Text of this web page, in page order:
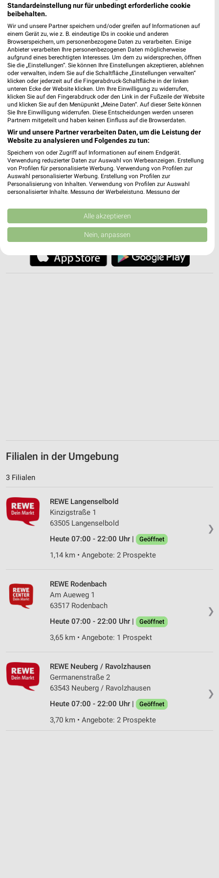
MEHR PROSPEKTE
weekli - Prospekte & Angebote App
Alle REWE Angebote immer griffbereit – mit der kostenlosen
weekli App für iOS & Android.
✔ Standortgenaue Angebote
✔Folge deinem Lieblingshändler
✔Push-Benachrichtigungen bei neuen Prospekten
JETZT LADEN UND SPAREN!
Filialen in der Umgebung
3 Filialen
❯
REWE Langenselbold
Kinzigstraße 1
63505 Langenselbold
Heute 07:00 - 22:00 Uhr |
Geöffnet
1,14 km • Angebote: 2 Prospekte
❯
REWE Rodenbach
Am Aueweg 1
63517 Rodenbach
Heute 07:00 - 22:00 Uhr |
Geöffnet
3,65 km • Angebote: 1 Prospekt
❯
REWE Neuberg / Ravolzhausen
Germanenstraße 2
63543 Neuberg / Ravolzhausen
Heute 07:00 - 22:00 Uhr |
Geöffnet
3,70 km • Angebote: 2 Prospekte
Standardeinstellung nur für unbedingt erforderliche cookie
beibehalten.
Wir und unsere Partner speichern und/oder greifen auf Informationen auf
einem Gerät zu, wie z. B. eindeutige IDs in cookie und anderen
Browserspeichern, um personenbezogene Daten zu verarbeiten. Einige
Anbieter verarbeiten Ihre personenbezogenen Daten möglicherweise
aufgrund eines berechtigten Interesses. Um dem zu widersprechen, öffnen
Sie die „Einstellungen“. Sie können Ihre Einstellungen akzeptieren, ablehnen
oder verwalten, indem Sie auf die Schaltfläche „Einstellungen verwalten“
klicken oder jederzeit auf die Fingerabdruck-Schaltfläche in der linken
unteren Ecke der Website klicken. Um Ihre Einwilligung zu widerrufen,
klicken Sie auf den Fingerabdruck oder den Link in der Fußzeile der Website
und klicken Sie auf den Menüpunkt „Meine Daten“. Auf dieser Seite können
Sie Ihre Einwilligung widerrufen. Diese Entscheidungen werden unseren
Partnern mitgeteilt und haben keinen Einfluss auf die Browserdaten.
Wir und unsere Partner verarbeiten Daten, um die Leistung der
Website zu analysieren und Folgendes zu tun:
Speichern von oder Zugriff auf Informationen auf einem Endgerät.
Verwendung reduzierter Daten zur Auswahl von Werbeanzeigen. Erstellung
von Profilen für personalisierte Werbung. Verwendung von Profilen zur
Auswahl personalisierter Werbung. Erstellung von Profilen zur
Personalisierung von Inhalten. Verwendung von Profilen zur Auswahl
personalisierter Inhalte. Messung der Werbeleistung. Messung der
Kombinationen von Daten aus verschiedenen Quellen. Entwicklung und
Verbesserung der Angebote. Verwendung reduzierter Daten zur Auswahl
von Inhalten.
Daten können außerhalb der Europäischen Union weitergegeben und in die
Website/App.
Verwendung von Profilen zur Auswahl
personalisierter Inhalte
Messung der Werbeleistung
Messung der Performance von Inhalten
Analyse von Zielgruppen durch Statistiken oder
Kombinationen von Daten aus verschiedenen
Entwicklung und Verbesserung der Angebote
Inhalten
IAB-Besonderheiten:
Verwendung genauer Standortdaten
Geräte anhand von aktiv angeforderten
Nicht-IAB-Verarbeitungszwecke:
Notwendig
Alle akzeptieren
Nein, anpassen